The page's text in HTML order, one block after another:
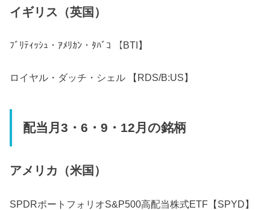
イギリス（英国）
ﾌﾞﾘﾃｨｯｼｭ・ｱﾒﾘｶﾝ・ﾀﾊﾞｺ 【BTI】
ロイヤル・ダッチ・シェル 【RDS/B:US】
配当月3・6・9・12月の銘柄
アメリカ（米国）
SPDRポートフォリオS&P500高配当株式ETF【SPYD】